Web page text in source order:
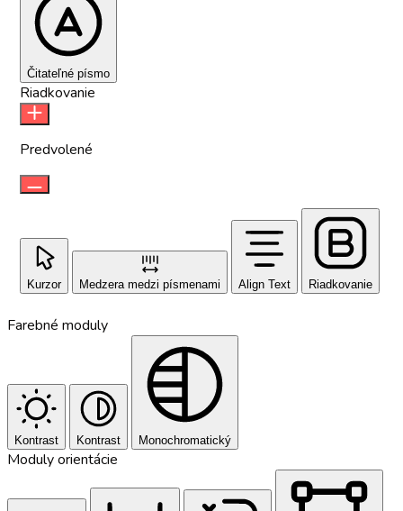
Čitateľné písmo
Riadkovanie
Predvolené
Kurzor Medzera medzi písmenami Align Text Riadkovanie
Farebné moduly
Kontrast Kontrast Monochromatický
Moduly orientácie